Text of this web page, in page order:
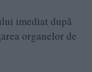
imediat după
organelor de